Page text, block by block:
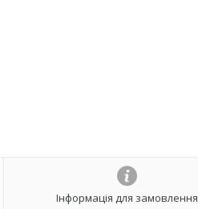
Інформація для замовлення